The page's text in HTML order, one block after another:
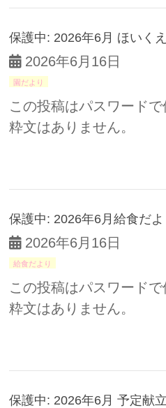
保護中: 2026年6月 ほいく
2026年6月16日
園だより
この投稿はパスワード
粋文はありません。
保護中: 2026年6月給食だよ
2026年6月16日
給食だより
この投稿はパスワード
粋文はありません。
保護中: 2026年6月 予定献